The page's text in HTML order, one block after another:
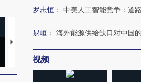
马航飞行员跨国走私7万
粒摇头丸 尿检体内含3种
度Z世代 用街头
罗志恒 ： 中美人工智能竞争：道
易峘 ： 海外能源供给缺口对中国
视频